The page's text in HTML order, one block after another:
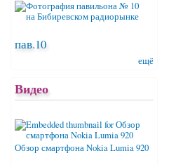
пав.10
ещё
Видео
Обзор смартфона Nokia Lumia 920